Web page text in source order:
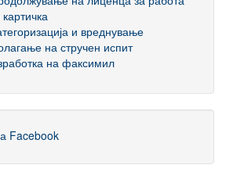
и вреднување
на стручен испит
на факсимил
Facebook